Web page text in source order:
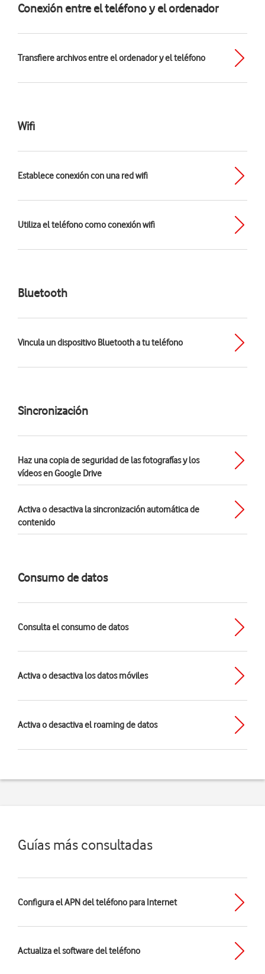
Conexión entre el teléfono y el ordenador
Transfiere archivos entre el ordenador y el teléfono
Wifi
Establece conexión con una red wifi
Utiliza el teléfono como conexión wifi
Bluetooth
Vincula un dispositivo Bluetooth a tu teléfono
Sincronización
Haz una copia de seguridad de las fotografías y los
vídeos en Google Drive
Activa o desactiva la sincronización automática de
contenido
Consumo de datos
Consulta el consumo de datos
Activa o desactiva los datos móviles
Activa o desactiva el roaming de datos
Guías más consultadas
Configura el APN del teléfono para Internet
Actualiza el software del teléfono